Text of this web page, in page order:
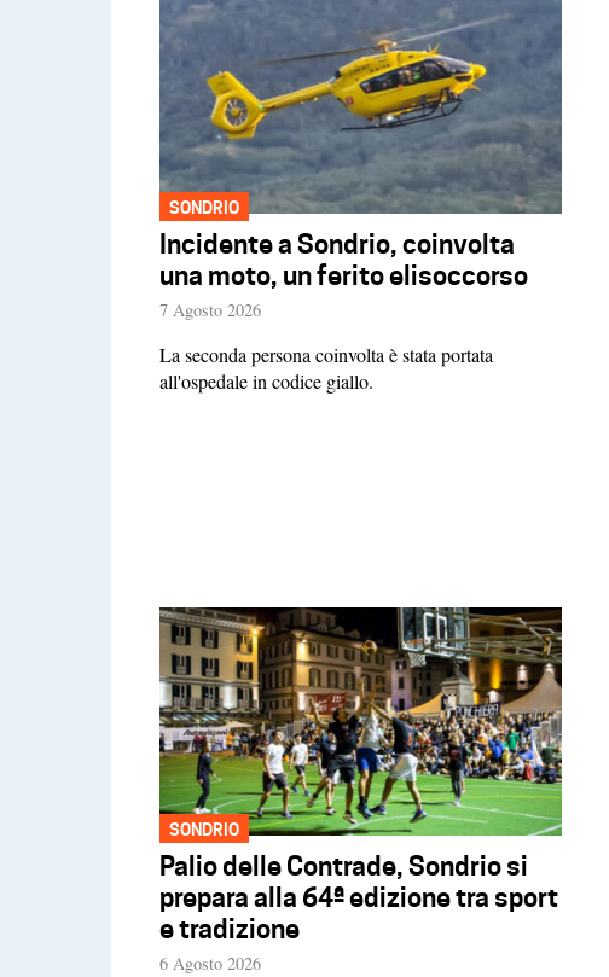
SONDRIO
Incidente a Sondrio, coinvolta
una moto, un ferito elisoccorso
7 Agosto 2026
La seconda persona coinvolta è stata portata
all'ospedale in codice giallo.
SONDRIO
Palio delle Contrade, Sondrio si
prepara alla 64ª edizione tra sport
e tradizione
6 Agosto 2026